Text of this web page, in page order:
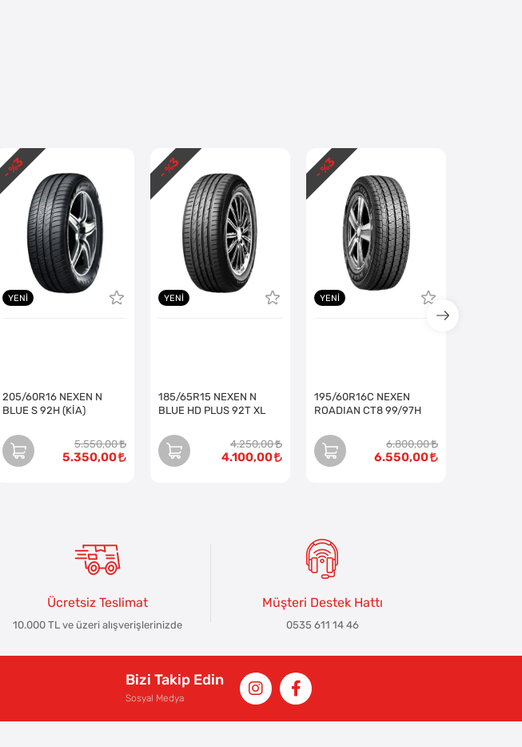
YENI
205/60R16 NEXEN N
BLUE S 92H (KİA)
5.550,00
5.350,00
- %
3
YENI
185/65R15 NEXEN N
BLUE HD PLUS 92T XL
4.250,00
4.100,00
- %
3
YENI
195/60R16C NEXEN
ROADIAN CT8 99/97H
6.800,00
6.550,00
- %
3
Ücretsiz Teslimat
10.000 TL ve üzeri alışverişlerinizde
Müşteri Destek Hattı
0535 611 14 46
Bizi Takip Edin
Sosyal Medya